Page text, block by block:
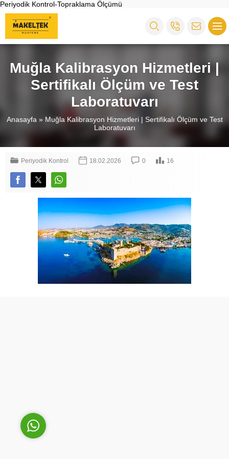
Periyodik Kontrol-Topraklama Ölçümü
Muğla Kalibrasyon Hizmetleri |
Sertifikalı Ölçüm ve Test
Laboratuvarı
Anasayfa » Muğla Kalibrasyon Hizmetleri | Sertifikalı Ölçüm ve Test
Laboratuvarı
Periyodik Kontrol 18.02.2026 0 16